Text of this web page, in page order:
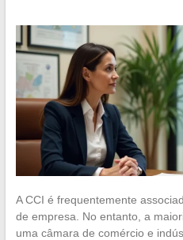
A CCI é frequentemente
de empresa. No entanto, a
uma câmara de comércio e